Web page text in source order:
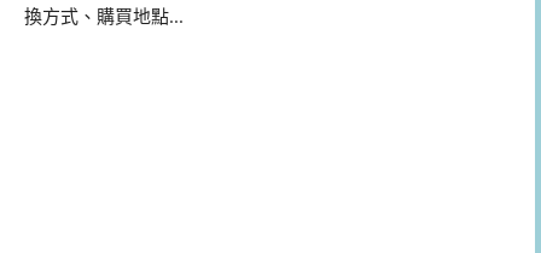
換方式、購買地點...